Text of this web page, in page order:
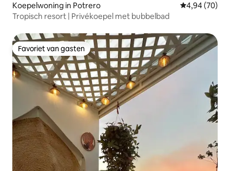
Koepelwoning in Potrero Gemiddelde
4,94 (70)
Tropisch resort | Privékoepel met bubbelbad
Favoriet van gasten
Favoriet van gasten